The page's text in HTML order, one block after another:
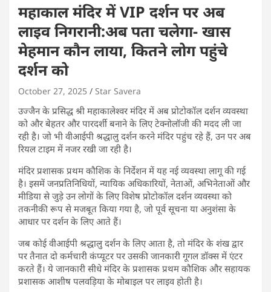
महाकाल मंदिर में VIP दर्शन पर अब
लाइव निगरानी:अब पता चलेगा- खास
मेहमान कौन लाया, कितने लोग पहुंचे
दर्शन को
October 27, 2025 Star Savera
उज्जैन के प्रसिद्ध श्री महाकालेश्वर मंदिर में अब प्रोटोकॉल दर्शन व्यवस्था
को और बेहतर और पारदर्शी बनाने के लिए टेक्नोलॉजी की मदद ली जा
रही है। जो भी वीआईपी श्रद्धालु दर्शन करने मंदिर पहुंच रहे हैं, उन पर अब
रियल टाइम में नजर रखी जा रही है।
मंदिर प्रशासक प्रथम कौशिक के निर्देशन में यह नई व्यवस्था लागू की गई
है। इसमें जनप्रतिनिधियों, न्यायिक अधिकारियों, नेताओं, अभिनेताओं और
मीडिया से जुड़े उन लोगों के लिए विशेष प्रोटोकॉल दर्शन व्यवस्था को
तकनीकी रूप से मजबूत किया गया है, जो पूर्व सूचना या अनुशंसा के
आधार पर दर्शन के लिए आते हैं।
जब कोई वीआईपी श्रद्धालु दर्शन के लिए आता है, तो मंदिर के शंख द्वार
पर तैनात दो कर्मचारी कंप्यूटर पर उसकी जानकारी गूगल डॉक्स में एंटर
करते हैं। ये जानकारी सीधे मंदिर के प्रशासक प्रथम कौशिक और सहायक
प्रशासक आशीष पलवड़िया के मोबाइल पर लाइव होती है।